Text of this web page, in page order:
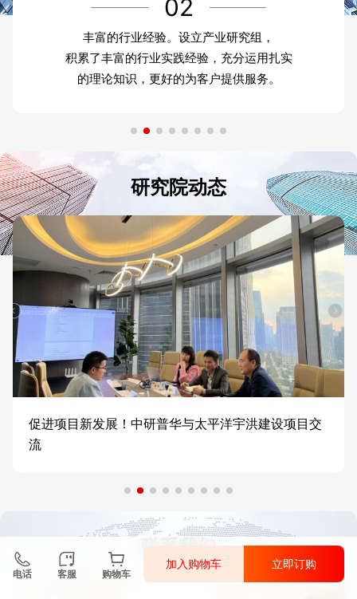
02
丰富的行业经验。设立产业研究组，
积累了丰富的行业实践经验，充分运用扎实
的理论知识，更好的为客户提供服务。
研究院动态
促进项目新发展！中研普华与太平洋宇洪建设项目交
流
联系我们
电话 客服 购物车
加入购物车 立即订购